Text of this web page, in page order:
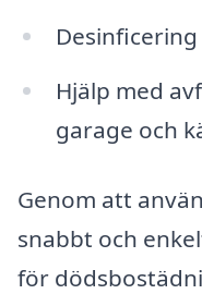
Hjälp med
garage och
Genom att
snabbt och
för